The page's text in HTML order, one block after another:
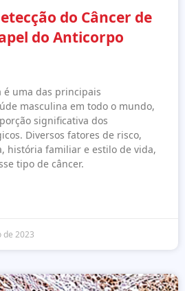
do Câncer de
do Anticorpo
é uma das principais
masculina em todo o mundo,
significativa dos
Diversos fatores de risco,
história familiar e estilo de vida,
tipo de câncer.
de 2023